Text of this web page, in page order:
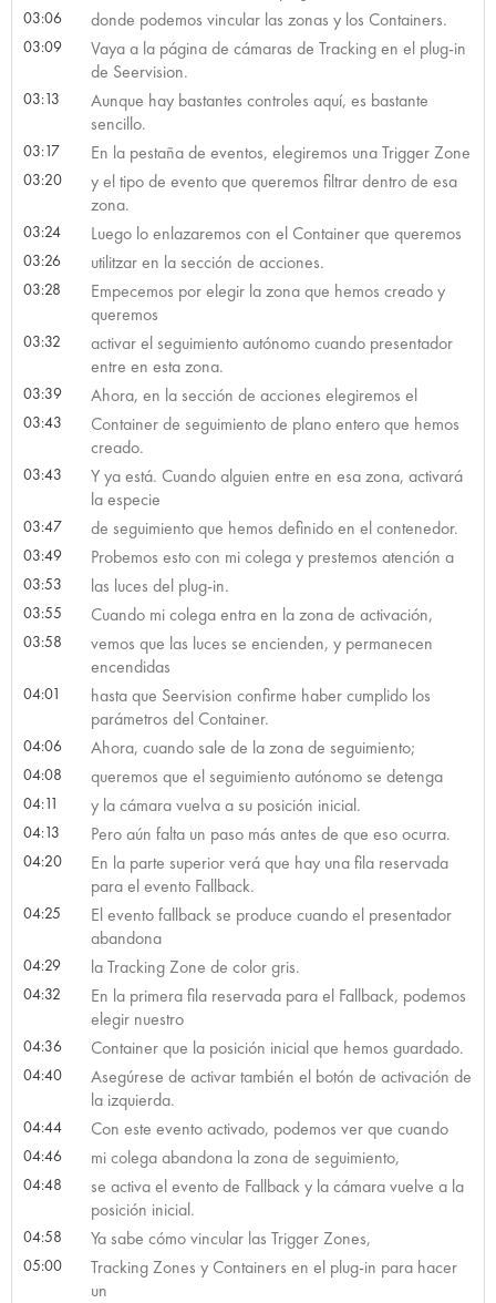
03:06 donde podemos vincular las zonas y los Containers.
03:09
Vaya a la página de cámaras de Tracking en el plug-in
de Seervision.
03:13
Aunque hay bastantes controles aquí, es bastante
sencillo.
03:17 En la pestaña de eventos, elegiremos una Trigger Zone
03:20
y el tipo de evento que queremos filtrar dentro de esa
zona.
03:24 Luego lo enlazaremos con el Container que queremos
03:26 utilitzar en la sección de acciones.
03:28
Empecemos por elegir la zona que hemos creado y
queremos
03:32
activar el seguimiento autónomo cuando presentador
entre en esta zona.
03:39 Ahora, en la sección de acciones elegiremos el
03:43
Container de seguimiento de plano entero que hemos
creado.
03:43
Y ya está. Cuando alguien entre en esa zona, activará
la especie
03:47 de seguimiento que hemos definido en el contenedor.
03:49 Probemos esto con mi colega y prestemos atención a
03:53 las luces del plug-in.
03:55 Cuando mi colega entra en la zona de activación,
03:58
vemos que las luces se encienden, y permanecen
encendidas
04:01
hasta que Seervision confirme haber cumplido los
parámetros del Container.
04:06 Ahora, cuando sale de la zona de seguimiento;
04:08 queremos que el seguimiento autónomo se detenga
04:11 y la cámara vuelva a su posición inicial.
04:13 Pero aún falta un paso más antes de que eso ocurra.
04:20
En la parte superior verá que hay una fila reservada
para el evento Fallback.
04:25
El evento fallback se produce cuando el presentador
abandona
04:29 la Tracking Zone de color gris.
04:32
En la primera fila reservada para el Fallback, podemos
elegir nuestro
04:36 Container que la posición inicial que hemos guardado.
04:40
Asegúrese de activar también el botón de activación de
la izquierda.
04:44 Con este evento activado, podemos ver que cuando
04:46 mi colega abandona la zona de seguimiento,
04:48
se activa el evento de Fallback y la cámara vuelve a la
posición inicial.
04:58 Ya sabe cómo vincular las Trigger Zones,
05:00
Tracking Zones y Containers en el plug-in para hacer
un